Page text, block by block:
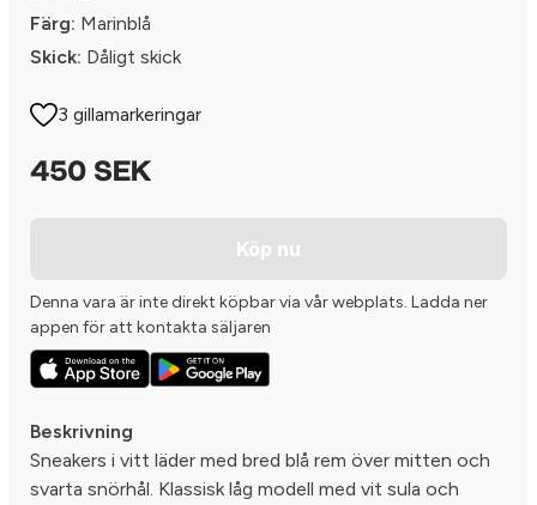
Färg: Marinblå
Skick: Dåligt skick
3 gillamarkeringar
450 SEK
Köp nu
Denna vara är inte direkt köpbar via vår webplats. Ladda ner
appen för att kontakta säljaren
Beskrivning
Sneakers i vitt läder med bred blå rem över mitten och
svarta snörhål. Klassisk låg modell med vit sula och